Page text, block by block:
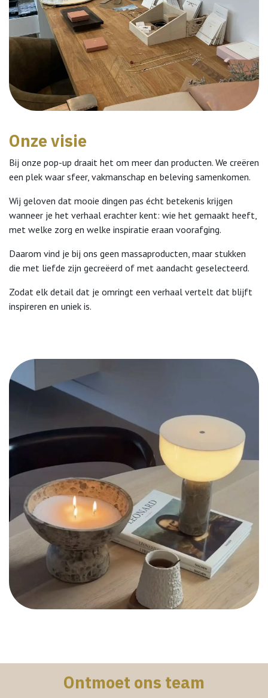
Onze visie
Bij onze pop-up draait het om meer dan producten. We creëren
een plek waar sfeer, vakmanschap en beleving samenkomen.
Wij geloven dat mooie dingen pas écht betekenis krijgen
wanneer je het verhaal erachter kent: wie het gemaakt heeft,
met welke zorg en welke inspiratie eraan voorafging.
Daarom vind je bij ons geen massaproducten, maar stukken
die met liefde zijn gecreëerd of met aandacht geselecteerd.
Zodat elk detail dat je omringt een verhaal vertelt dat blijft
inspireren en uniek is.
Ontmoet ons team